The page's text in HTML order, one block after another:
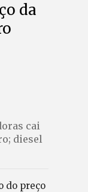
da
cai
diesel
do preço